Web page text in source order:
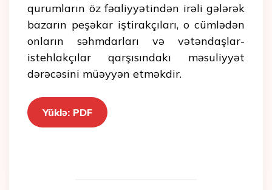
qurumların öz fəaliyyətindən irəli gələrək
bazarın peşəkar iştirakçıları, o cümlədən
onların səhmdarları və vətəndaşlar-
istehlakçılar qarşısındakı məsuliyyət
dərəcəsini müəyyən etməkdir.
Yüklə: PDF